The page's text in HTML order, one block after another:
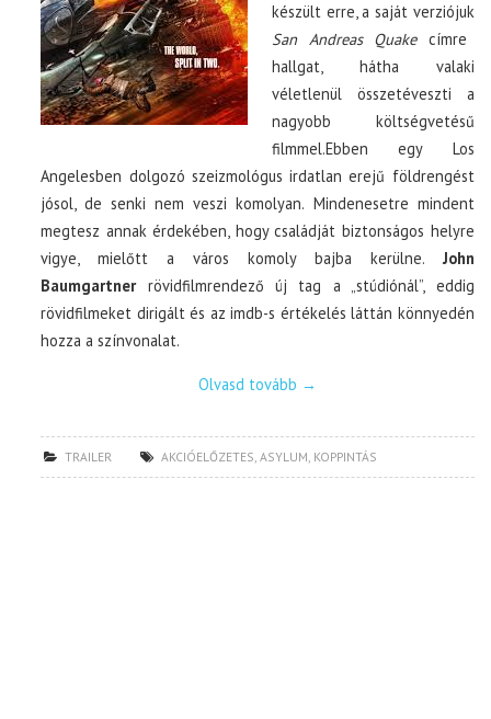
készült erre, a saját verziójuk
San Andreas Quakecímre
hallgat, hátha valaki
véletlenül összetéveszti a
nagyobb költségvetésű
filmmel.Ebben egy Los
Angelesben dolgozó szeizmológus irdatlan erejű földrengést
jósol, de senki nem veszi komolyan. Mindenesetre mindent
megtesz annak érdekében, hogy családját biztonságos helyre
vigye, mielőtt a város komoly bajba kerülne. John
Baumgartnerrövidfilmrendező új tag a „stúdiónál”, eddig
rövidfilmeket dirigált és az imdb-s értékelés láttán könnyedén
hozza a színvonalat.
Olvasd tovább →
TRAILER AKCIÓELŐZETES,ASYLUM, KOPPINTÁS